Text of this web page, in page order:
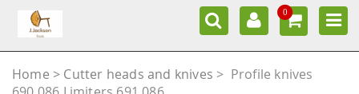
0
Home Cutter heads and knives > Profile knives